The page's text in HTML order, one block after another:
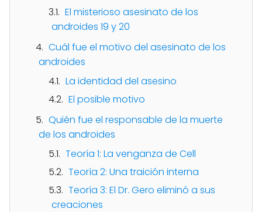
El misterioso asesinato de los
androides 19 y 20
Cuál fue el motivo del asesinato de los
androides
La identidad del asesino
El posible motivo
Quién fue el responsable de la muerte
de los androides
Teoría 1: La venganza de Cell
Teoría 2: Una traición interna
Teoría 3: El Dr. Gero eliminó a sus
creaciones